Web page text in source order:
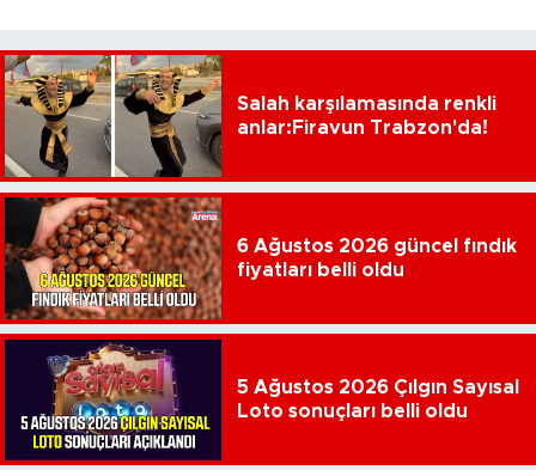
Salah karşılamasında renkli
anlar:Firavun Trabzon'da!
6 Ağustos 2026 güncel fındık
fiyatları belli oldu
5 Ağustos 2026 Çılgın Sayısal
Loto sonuçları belli oldu